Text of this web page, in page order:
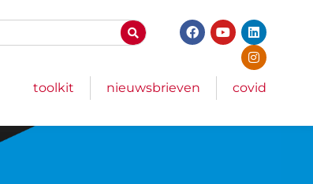
toolkit nieuwsbrieven covid